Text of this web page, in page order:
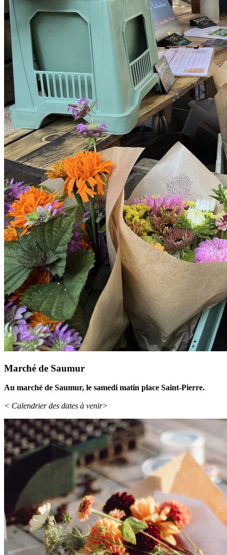
Marché de Saumur
Au marché de Saumur, le samedi matin place Saint-Pierre.
< Calendrier des dates à venir>